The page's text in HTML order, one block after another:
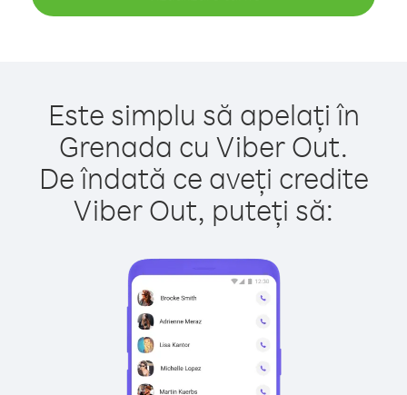
Este simplu să apelați în
Grenada cu Viber Out.
De îndată ce aveți credite
Viber Out, puteți să: